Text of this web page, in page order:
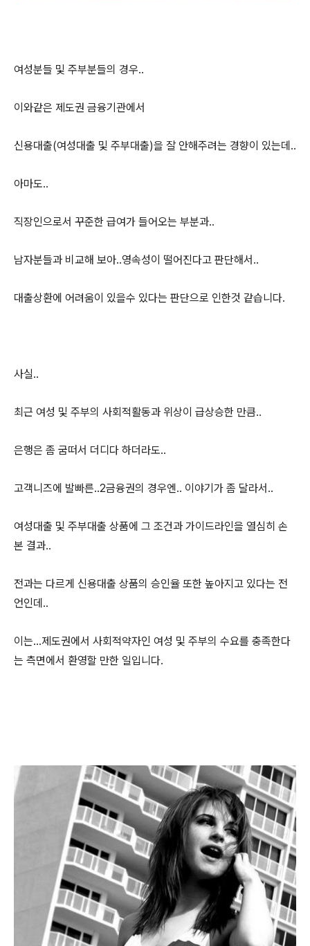
여성분들 및 주부분들의 경우..
이와같은 제도권 금융기관에서
신용대출(여성대출 및 주부대출)을 잘 안해주려는 경향이 있는데..
아마도..
직장인으로서 꾸준한 급여가 들어오는 부분과..
남자분들과 비교해 보아..영속성이 떨어진다고 판단해서..
대출상환에 어려움이 있을수 있다는 판단으로 인한것 같습니다.
사실..
최근 여성 및 주부의 사회적활동과 위상이 급상승한 만큼..
은행은 좀 굼떠서 더디다 하더라도..
고객니즈에 발빠른..2금융권의 경우엔.. 이야기가 좀 달라서..
여성대출 및 주부대출 상품에 그 조건과 가이드라인을 열심히 손
본 결과..
전과는 다르게 신용대출 상품의 승인율 또한 높아지고 있다는 전
언인데..
이는...제도권에서 사회적약자인 여성 및 주부의 수요를 충족한다
는 측면에서 환영할 만한 일입니다.